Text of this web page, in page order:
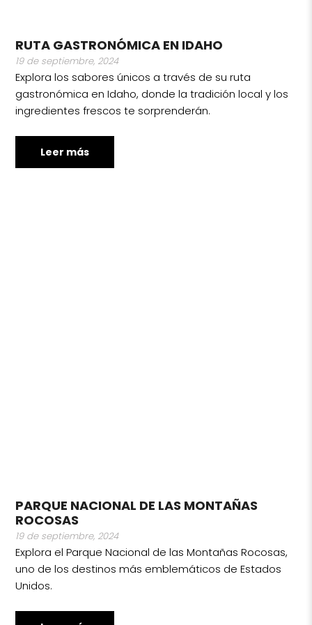
RUTA GASTRONÓMICA EN IDAHO
19 de septiembre, 2024
Explora los sabores únicos a través de su ruta
gastronómica en Idaho, donde la tradición local y los
ingredientes frescos te sorprenderán.
Leer más
PARQUE NACIONAL DE LAS MONTAÑAS
ROCOSAS
19 de septiembre, 2024
Explora el Parque Nacional de las Montañas Rocosas,
uno de los destinos más emblemáticos de Estados
Unidos.